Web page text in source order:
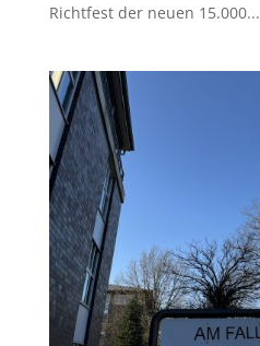
Richtfest der neuen 15.000...